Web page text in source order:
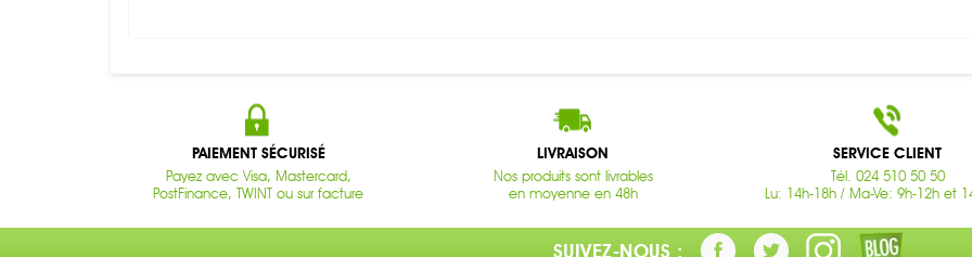
PAIEMENT SÉCURISÉ
Payez avec Visa, Mastercard,
PostFinance, TWINT ou sur facture
LIVRAISON
Nos produits sont livrables
en moyenne en 48h
SERVICE CLIENT
Tél. 024 510 50 50
Lu: 14h-18h / Ma-Ve: 9h-12h et
SUIVEZ-NOUS :